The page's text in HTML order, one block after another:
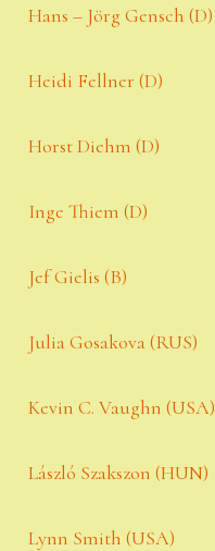
Hans – Jörg Gensch (D)
Heidi Fellner (D)
Horst Diehm (D)
Inge Thiem (D)
Jef Gielis (B)
Julia Gosakova (RUS)
Kevin C. Vaughn (USA)
László Szakszon (HUN)
Lynn Smith (USA)